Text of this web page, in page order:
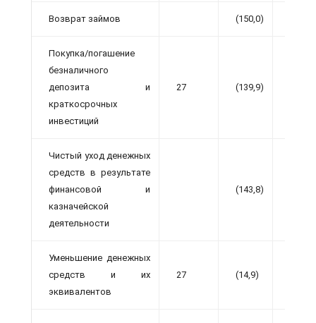
Возврат займов (150,0)
Покупка/погашение
безналичного
депозита и
краткосрочных
инвестиций
27 (139,9)
Чистый уход денежных
средств в результате
финансовой и
казначейской
деятельности
(143,8)
Уменьшение денежных
средств и их
эквивалентов
27 (14,9)